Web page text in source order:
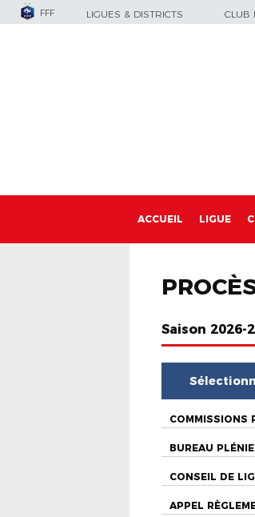
FFF LIGUES & DISTRICTS CLUB
ACCUEIL LIGUE
Saison 2026-
COMMISSIONS
BUREAU
CONSEIL DE
APPEL